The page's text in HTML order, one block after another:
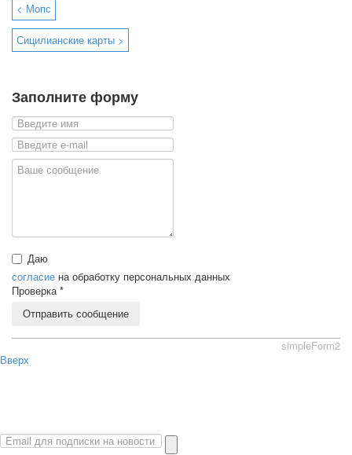
< Мопс
Сицилианские карты >
Заполните форму
Даю
согласие на обработку персональных данных
Проверка*
Отправить сообщение
simpleForm2
Вверх